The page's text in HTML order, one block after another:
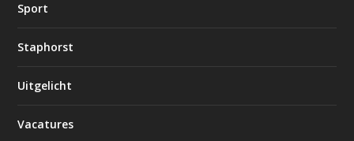
Sport
Staphorst
Uitgelicht
Vacatures